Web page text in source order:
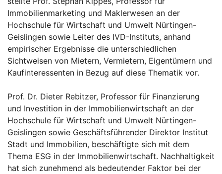
Immobilienmarketing und Maklerwesen an der
Hochschule für Wirtschaft und Umwelt Nürtingen-
Geislingen sowie Leiter des IVD-Instituts, anhand
empirischer Ergebnisse die unterschiedlichen
Sichtweisen von Mietern, Vermietern, Eigentümern und
Kaufinteressenten in Bezug auf diese Thematik vor.
Prof. Dr. Dieter Rebitzer, Professor für Finanzierung
und Investition in der Immobilienwirtschaft an der
Hochschule für Wirtschaft und Umwelt Nürtingen-
Geislingen sowie Geschäftsführender Direktor Institut
Stadt und Immobilien, beschäftigte sich mit dem
Thema ESG in der Immobilienwirtschaft. Nachhaltigkeit
hat sich zunehmend als bedeutender Faktor bei der